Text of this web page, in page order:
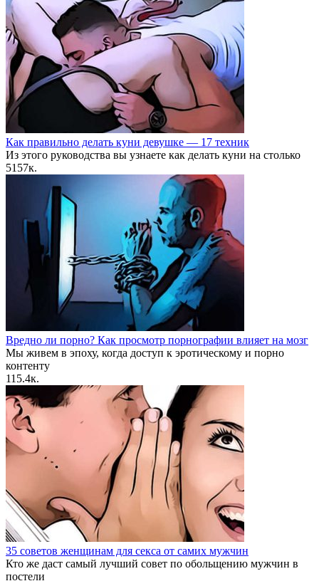
Как правильно делать куни девушке — 17 техник
Из этого руководства вы узнаете как делать куни на столько
5157к.
Вредно ли порно? Как просмотр порнографии влияет на мозг
Мы живем в эпоху, когда доступ к эротическому и порно
контенту
115.4к.
35 советов женщинам для секса от самих мужчин
Кто же даст самый лучший совет по обольщению мужчин в
постели